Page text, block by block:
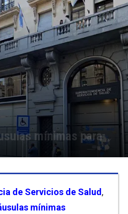
mínimas para
de Servicios de Salud ,
mínimas